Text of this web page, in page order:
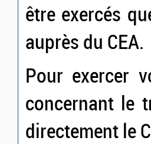
être exercés
auprès du CEA.
Pour exercer
concernant le
directement le